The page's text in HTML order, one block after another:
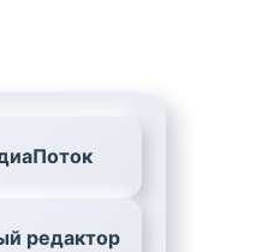
редактор